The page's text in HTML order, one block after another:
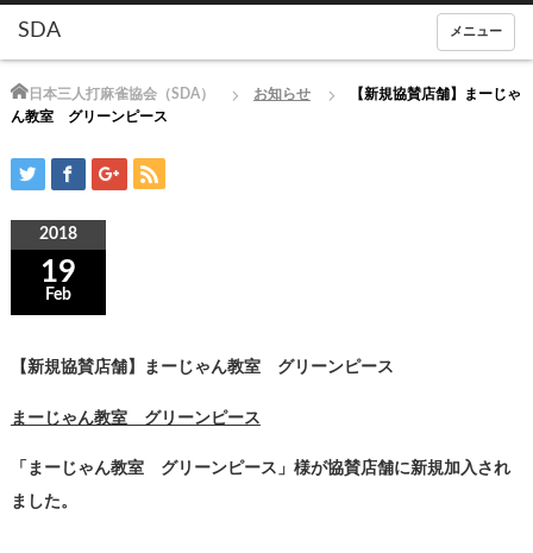
メニュー
日本三人打麻雀協会（SDA）
Home お知らせ
【新規協賛店舗】まーじゃ
ん教室 グリーンピース
2018
19
Feb
【新規協賛店舗】まーじゃん教室 グリーンピース
まーじゃん教室 グリーンピース
「まーじゃん教室 グリーンピース」様が協賛店舗に新規加入され
ました。